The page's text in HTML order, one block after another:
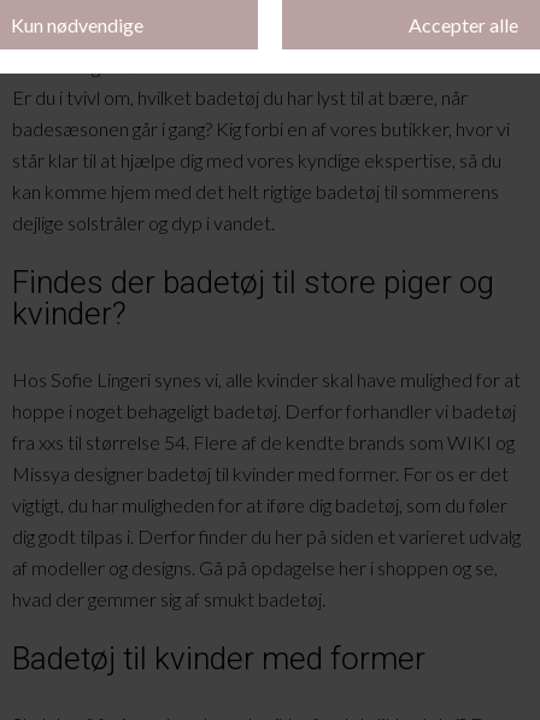
ikke længe, før du er klar til ferien i sydens sol eller til en tur til en
Er du i tvivl om, hvilket badetøj du har lyst til at bære, når
badesæsonen går i gang? Kig forbi en af vores butikker, hvor vi
står klar til at hjælpe dig med vores kyndige ekspertise, så du
kan komme hjem med det helt rigtige badetøj til sommerens
dejlige solstråler og dyp i vandet.
Findes der badetøj til store piger og
kvinder?
Hos Sofie Lingeri synes vi, alle kvinder skal have mulighed for at
hoppe i noget behageligt badetøj. Derfor forhandler vi badetøj
fra xxs til størrelse 54. Flere af de kendte brands som WIKI og
Missya designer badetøj til kvinder med former. For os er det
vigtigt, du har muligheden for at iføre dig badetøj, som du føler
dig godt tilpas i. Derfor finder du her på siden et varieret udvalg
af modeller og designs. Gå på opdagelse her i shoppen og se,
hvad der gemmer sig af smukt badetøj.
Badetøj til kvinder med former